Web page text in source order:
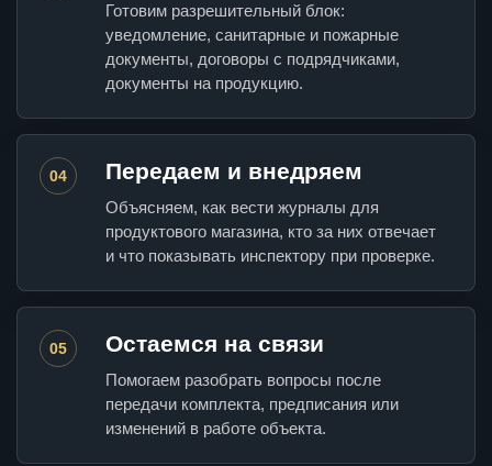
Готовим разрешительный блок:
уведомление, санитарные и пожарные
документы, договоры с подрядчиками,
документы на продукцию.
04 Передаем и внедряем
Объясняем, как вести журналы для
продуктового магазина, кто за них отвечает
и что показывать инспектору при проверке.
05 Остаемся на связи
Помогаем разобрать вопросы после
передачи комплекта, предписания или
изменений в работе объекта.